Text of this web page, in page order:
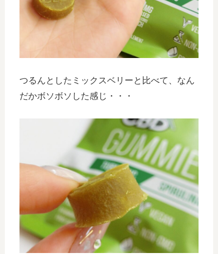
つるんとしたミックスベリーと比べて、なん
だかボソボソした感じ・・・